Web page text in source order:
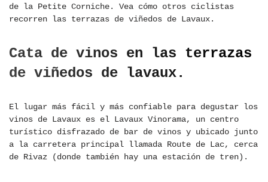
de la Petite Corniche. Vea cómo otros ciclistas
recorren las terrazas de viñedos de Lavaux.
Cata de vinos en las terrazas
de viñedos de lavaux.
El lugar más fácil y más confiable para degustar los
vinos de Lavaux es el Lavaux Vinorama, un centro
turístico disfrazado de bar de vinos y ubicado junto
a la carretera principal llamada Route de Lac, cerca
de Rivaz (donde también hay una estación de tren).